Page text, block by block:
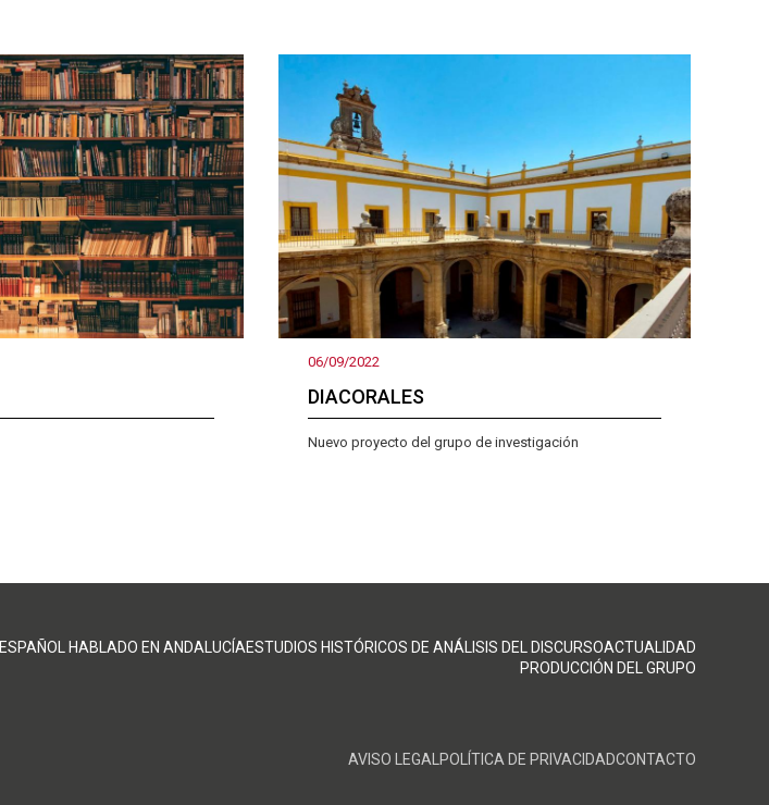
06/09/2022
DIACORALES
Nuevo proyecto del grupo de investigación
ESPAÑOL HABLADO EN ANDALUCÍAESTUDIOS HISTÓRICOS DE ANÁLISIS DEL DISCURSOACTUALIDAD
PRODUCCIÓN DEL GRUPO
AVISO LEGAL POLÍTICA DE PRIVACIDADCONTACTO